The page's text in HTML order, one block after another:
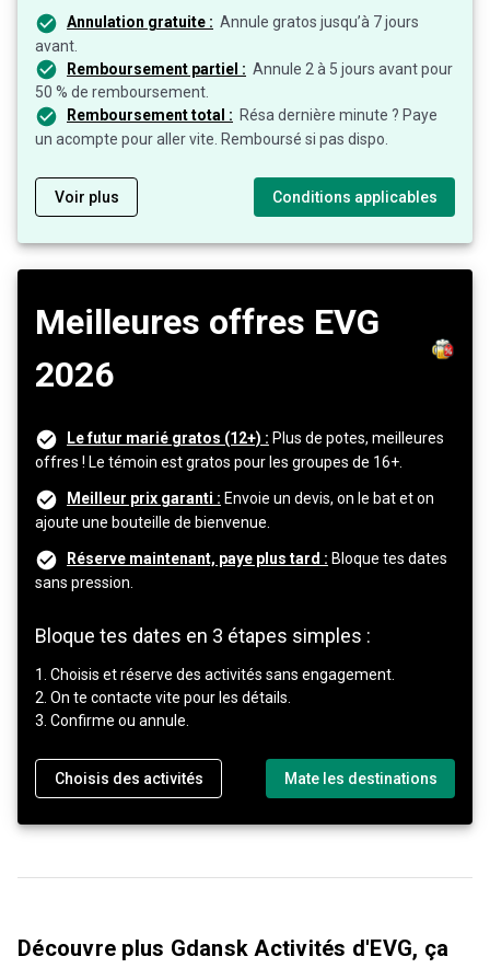
Annulation gratuite : Annule gratos jusqu’à 7 jours
avant.
Remboursement partiel : Annule 2 à 5 jours avant pour
50 % de remboursement.
Remboursement total : Résa dernière minute ? Paye
un acompte pour aller vite. Remboursé si pas dispo.
Voir plus Conditions applicables
Meilleures offres EVG
2026
Le futur marié gratos (12+) : Plus de potes, meilleures
offres ! Le témoin est gratos pour les groupes de 16+.
Meilleur prix garanti : Envoie un devis, on le bat et on
ajoute une bouteille de bienvenue.
Réserve maintenant, paye plus tard : Bloque tes dates
sans pression.
Bloque tes dates en 3 étapes simples :
1. Choisis et réserve des activités sans engagement.
2. On te contacte vite pour les détails.
3. Confirme ou annule.
Choisis des activités Mate les destinations
Découvre plus Gdansk Activités d'EVG, ça